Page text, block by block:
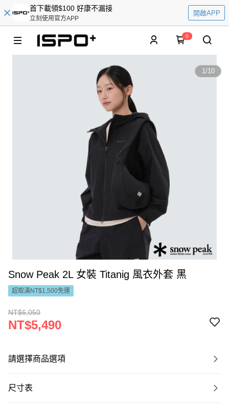
首下載領$100 好康不漏接
立刻使用官方APP
開啟APP
0
1/10
Snow Peak 2L 女裝 Titanig 風衣外套 黑
超取滿NT$1,500免運
NT$6,050
NT$5,490
請選擇商品選項
尺寸表